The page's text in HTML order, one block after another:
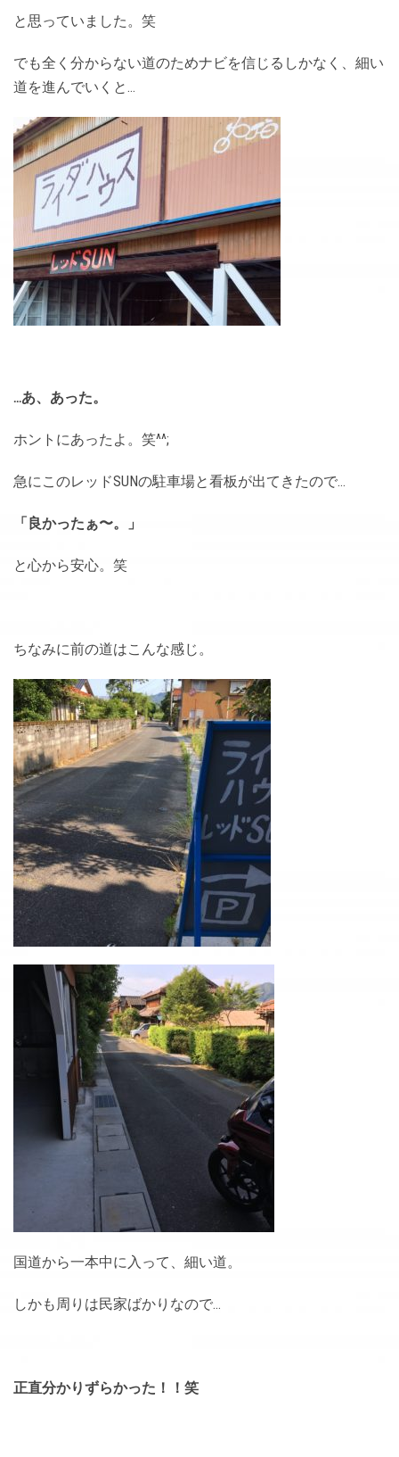
と思っていました。笑
でも全く分からない道のためナビを信じるしかなく、細い
道を進んでいくと…
…あ、あった。
ホントにあったよ。笑^^;
急にこのレッドSUNの駐車場と看板が出てきたので…
「良かったぁ〜。」
と心から安心。笑
ちなみに前の道はこんな感じ。
国道から一本中に入って、細い道。
しかも周りは民家ばかりなので…
正直分かりずらかった！！笑